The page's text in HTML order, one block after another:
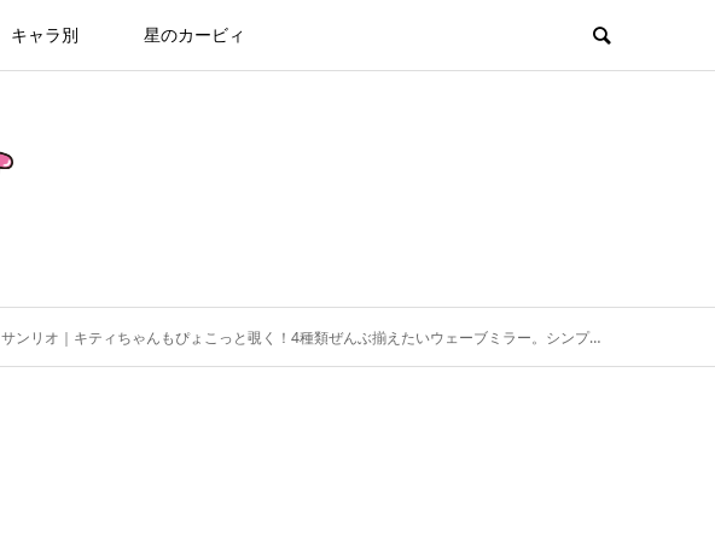
キャラ別 星のカービィ
サンリオ｜キティちゃんもぴょこっと覗く！4種類ぜんぶ揃えたいウェーブミラー。シンプルでふにゅふにゅの形がかわいい。